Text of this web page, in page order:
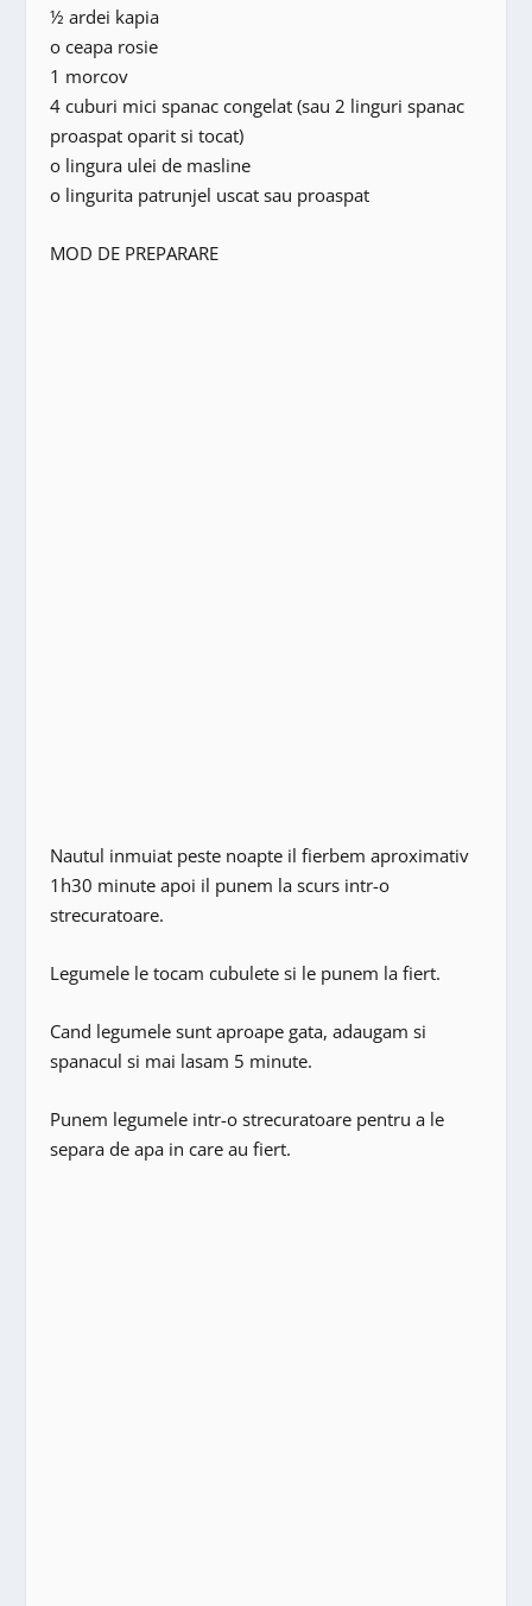
½ ardei kapia
o ceapa rosie
1 morcov
4 cuburi mici spanac congelat (sau 2 linguri spanac
proaspat oparit si tocat)
o lingura ulei de masline
o lingurita patrunjel uscat sau proaspat
MOD DE PREPARARE
Nautul inmuiat peste noapte il fierbem aproximativ
1h30 minute apoi il punem la scurs intr-o
strecuratoare.
Legumele le tocam cubulete si le punem la fiert.
Cand legumele sunt aproape gata, adaugam si
spanacul si mai lasam 5 minute.
Punem legumele intr-o strecuratoare pentru a le
separa de apa in care au fiert.